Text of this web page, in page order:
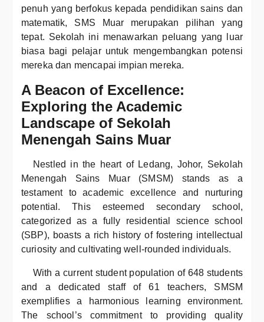
penuh yang berfokus kepada pendidikan sains dan
matematik, SMS Muar merupakan pilihan yang
tepat. Sekolah ini menawarkan peluang yang luar
biasa bagi pelajar untuk mengembangkan potensi
mereka dan mencapai impian mereka.
A Beacon of Excellence:
Exploring the Academic
Landscape of Sekolah
Menengah Sains Muar
Nestled in the heart of Ledang, Johor, Sekolah
Menengah Sains Muar (SMSM) stands as a
testament to academic excellence and nurturing
potential. This esteemed secondary school,
categorized as a fully residential science school
(SBP), boasts a rich history of fostering intellectual
curiosity and cultivating well-rounded individuals.
With a current student population of 648 students
and a dedicated staff of 61 teachers, SMSM
exemplifies a harmonious learning environment.
The school’s commitment to providing quality